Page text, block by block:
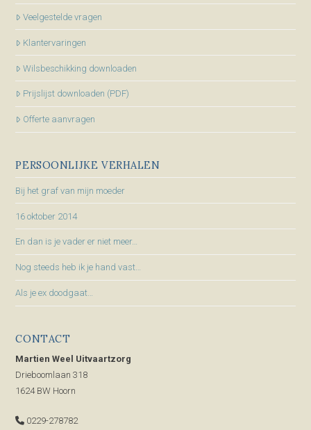
Veelgestelde vragen
Klantervaringen
Wilsbeschikking downloaden
Prijslijst downloaden (PDF)
Offerte aanvragen
PERSOONLIJKE VERHALEN
Bij het graf van mijn moeder
16 oktober 2014
En dan is je vader er niet meer…
Nog steeds heb ik je hand vast…
Als je ex doodgaat…
CONTACT
Martien Weel Uitvaartzorg
Drieboomlaan 318
1624 BW Hoorn
0229-278782